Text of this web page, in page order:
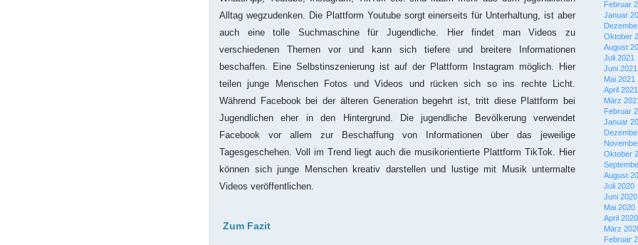
Alltag wegzudenken. Die Plattform Youtube sorgt einerseits für Unterhaltung, ist aber
auch eine tolle Suchmaschine für Jugendliche. Hier findet man Videos zu
verschiedenen Themen vor und kann sich tiefere und breitere Informationen
beschaffen. Eine Selbstinszenierung ist auf der Plattform Instagram möglich. Hier
teilen junge Menschen Fotos und Videos und rücken sich so ins rechte Licht.
Während Facebook bei der älteren Generation begehrt ist, tritt diese Plattform bei
Jugendlichen eher in den Hintergrund. Die jugendliche Bevölkerung verwendet
Facebook vor allem zur Beschaffung von Informationen über das jeweilige
Tagesgeschehen. Voll im Trend liegt auch die musikorientierte Plattform TikTok. Hier
können sich junge Menschen kreativ darstellen und lustige mit Musik untermalte
Videos veröffentlichen.
Zum Fazit
Februar
Januar
Oktober
August
Juli 2021
Juni 2021
Mai 2021
April 2021
März
Februar
Januar
Oktober
August
Juli 2020
Juni 2020
Mai 2020
April 2020
März
Februar